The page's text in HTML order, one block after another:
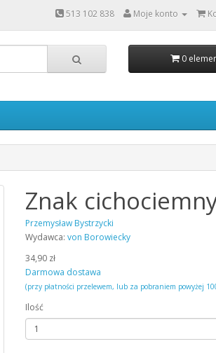
513 102 838 Moje konto
0
Znak
Przemysław Bystrzycki
Wydawca:von Borowiecky
34,90 zł
Darmowa dostawa
(przy płatności przelewem, lub za pobraniem powyżej
Ilość